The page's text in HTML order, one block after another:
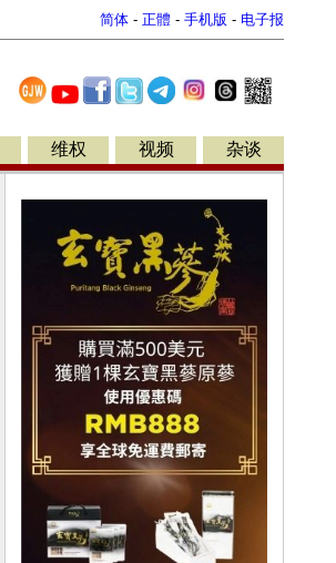
简体 - 正體 - 手机版 - 电子报
维权 视频 杂谈